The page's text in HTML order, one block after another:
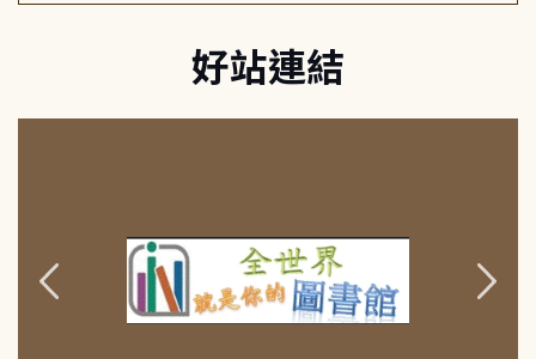
好站連結